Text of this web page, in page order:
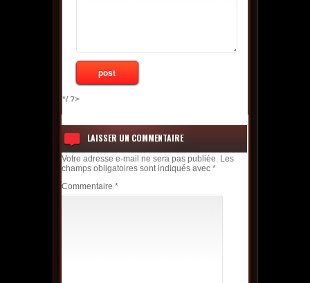
*/ ?>
LAISSER UN COMMENTAIRE
Votre adresse e-mail ne sera pas publiée. Les
champs obligatoires sont indiqués avec *
Commentaire *